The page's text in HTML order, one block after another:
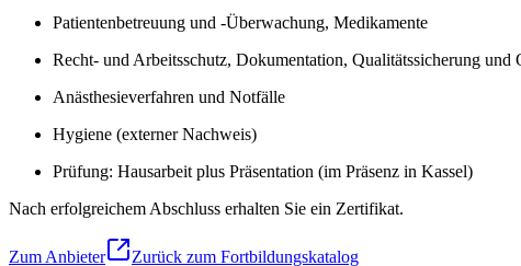
Patientenbetreuung und -Überwachung, Medikamente
Recht- und Arbeitsschutz, Dokumentation, Qualitätssicherung und
Anästhesieverfahren und Notfälle
Hygiene (externer Nachweis)
Prüfung: Hausarbeit plus Präsentation (im Präsenz in Kassel)
Nach erfolgreichem Abschluss erhalten Sie ein Zertifikat.
Zum Anbieter Zurück zum Fortbildungskatalog